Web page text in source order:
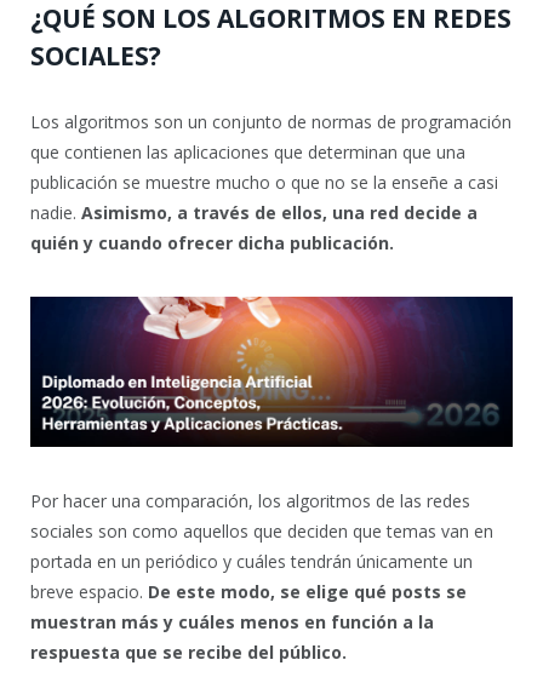
¿QUÉ SON LOS ALGORITMOS EN REDES
SOCIALES?
Los algoritmos son un conjunto de normas de programación
que contienen las aplicaciones que determinan que una
publicación se muestre mucho o que no se la enseñe a casi
nadie. Asimismo, a través de ellos, una red decide a
quién y cuando ofrecer dicha publicación.
Por hacer una comparación, los algoritmos de las redes
sociales son como aquellos que deciden que temas van en
portada en un periódico y cuáles tendrán únicamente un
breve espacio. De este modo, se elige qué posts se
muestran más y cuáles menos en función a la
respuesta que se recibe del público.